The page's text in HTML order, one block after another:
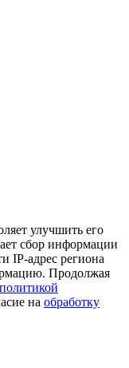
улучшить его
сбор информации
IP-адрес региона
Продолжая
политикой
на обработку